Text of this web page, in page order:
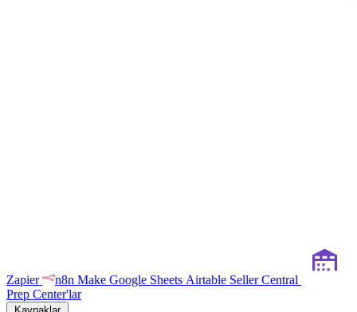
Zapier n8n Make Google Sheets Airtable Seller Central
Prep Center'lar